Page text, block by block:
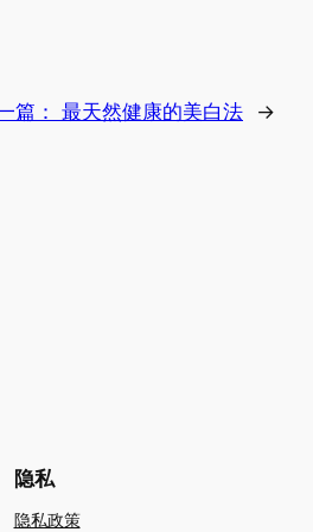
篇： 最天然健康的美白法 →
隐私
隐私政策